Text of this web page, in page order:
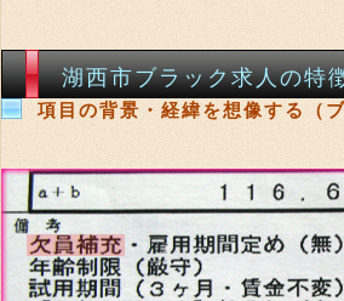
湖西市ブラック求人の
項目の背景・経緯を想像する（